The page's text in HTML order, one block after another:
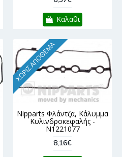
Καλαθι
ΧΩΡΊΣ ΑΠΌΘΕΜΑ
Nipparts Φλάντζα, Κάλυμμα
Κυλινδροκεφαλής -
N1221077
8,16€